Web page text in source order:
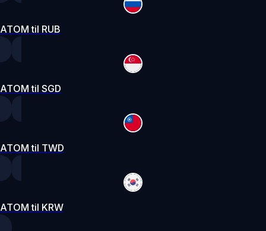
ATOM til RUB
ATOM til SGD
ATOM til TWD
ATOM til KRW